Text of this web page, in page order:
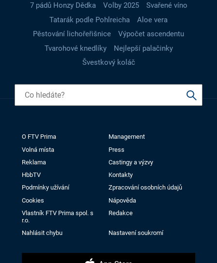
7 pádů Honzy Dědka
Volby 2025
Svařené víno
Tatarák podle Pohlreicha
Aloe vera
Pěstování lichořeřišnice
Výpočet ascendentu
Tvarohové knedlíky
Nejlepší palačinky
Švestkový koláč
O FTV Prima
Management
Volná místa
Press
Reklama
Castingy a výzvy
HbbTV
Kontakty
Podmínky užívání
Zpracování osobních údajů
Cookies
Nápověda
Vlastník FTV Prima spol. s
r.o.
Redakce
Nahlásit chybu Nastavení soukromí